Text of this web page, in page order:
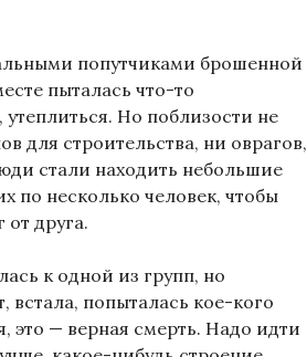
попутчиками брошенной
пыталась что-то
Но поблизости не
для строительства, ни оврагов,
стали находить небольшие
по несколько человек, чтобы
от друга.
к одной из групп, но
встала, попыталась кое-кого
это — верная смерть. Надо идти